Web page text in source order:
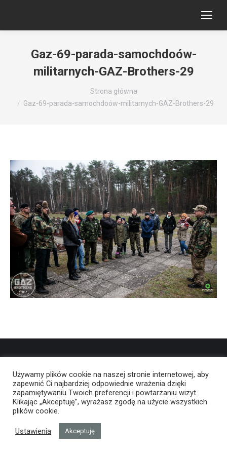
Gaz-69-parada-samochdoów-
militarnych-GAZ-Brothers-29
Strona główna
Gaz-69-parada-samochdoów-militarnych-GAZ-Brothers-29
Używamy plików cookie na naszej stronie internetowej, aby
zapewnić Ci najbardziej odpowiednie wrażenia dzięki
zapamiętywaniu Twoich preferencji i powtarzaniu wizyt.
Klikając „Akceptuję”, wyrażasz zgodę na użycie wszystkich
plików cookie.
Ustawienia Akceptuję